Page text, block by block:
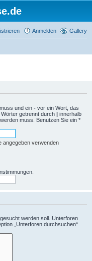
Gallery
Anmelden
und ein - vor ein Wort, das
getrennt durch | innerhalb
muss. Benutzen Sie ein *
angegeben verwenden
werden soll. Unterforen
„Unterforen durchsuchen“